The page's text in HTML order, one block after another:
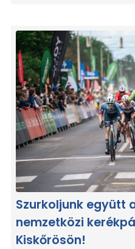
Szurkoljunk együtt
nemzetközi
Kiskőrösön!